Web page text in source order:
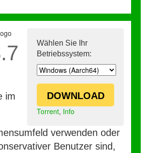
Wählen Sie Ihr
Betriebssystem:
DOWNLOAD
Torrent, Info
im
verwenden oder
Benutzer sind,